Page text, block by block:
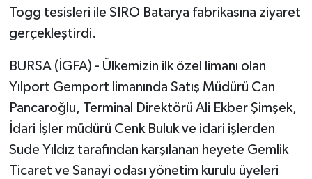
Togg tesisleri ile SIRO Batarya fabrikasına ziyaret
gerçekleştirdi.
BURSA (İGFA) - Ülkemizin ilk özel limanı olan
Yılport Gemport limanında Satış Müdürü Can
Pancaroğlu, Terminal Direktörü Ali Ekber Şimşek,
İdari İşler müdürü Cenk Buluk ve idari işlerden
Sude Yıldız tarafından karşılanan heyete Gemlik
Ticaret ve Sanayi odası yönetim kurulu üyeleri